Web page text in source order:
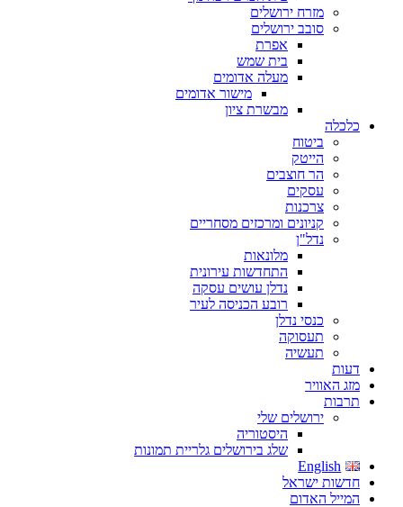
מזרח ירושלים
סובב ירושלים
אפרת
בית שמש
מעלה אדומים
מישור אדומים
מבשרת ציון
כלכלה
ביטוח
הייטק
הר חוצבים
עסקים
צרכנות
קניונים ומרכזים מסחריים
נדל"ן
מלונאות
התחדשות עירונית
נדלן עושים עסקה
רובע הכניסה לעיר
כנסי נדלן
תעסוקה
תעשיה
דעות
מזג האוויר
תרבות
ירושלים שלי
היסטוריה
שלג בירושלים גלריית תמונות
English
חדשות ישראל
המייל האדום